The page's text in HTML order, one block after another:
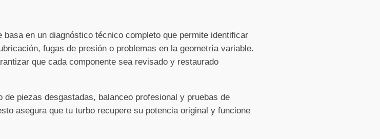
basa en un diagnóstico técnico completo que permite identificar
fugas de presión o problemas en la geometría variable.
que cada componente sea revisado y restaurado
piezas desgastadas, balanceo profesional y pruebas de
asegura que tu turbo recupere su potencia original y funcione